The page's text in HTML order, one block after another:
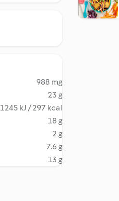
988 mg
23 g
1245 kJ / 297 kcal
18 g
2 g
7.6 g
13 g